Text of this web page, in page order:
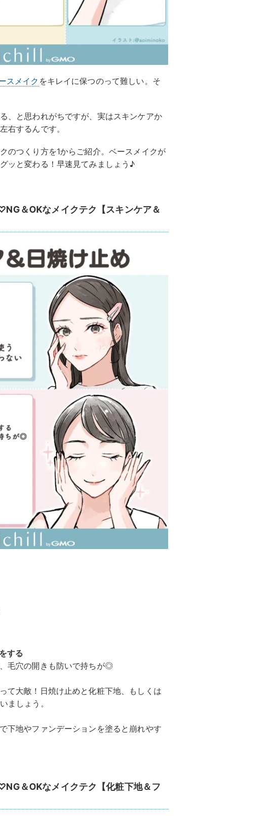
スメイク をキレイに保つのって難しい。そ
、と思われがちですが、実はスキンケアか
右するんです。
のつくり方を1からご紹介。ベースメイクが
ッと変わる！早速見てみましょう♪
＆OKなメイクテク【スキンケア＆
する
毛穴の開きも防いで持ちが◎
て大敵！日焼け止めと化粧下地、もしくは
ましょう。
下地やファンデーションを塗ると崩れやす
＆OKなメイクテク【化粧下地＆フ